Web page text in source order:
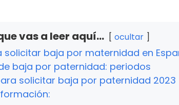
vas a leer aquí... ocultar
solicitar baja por maternidad en
baja por paternidad: periodos
solicitar baja por paternidad 2023